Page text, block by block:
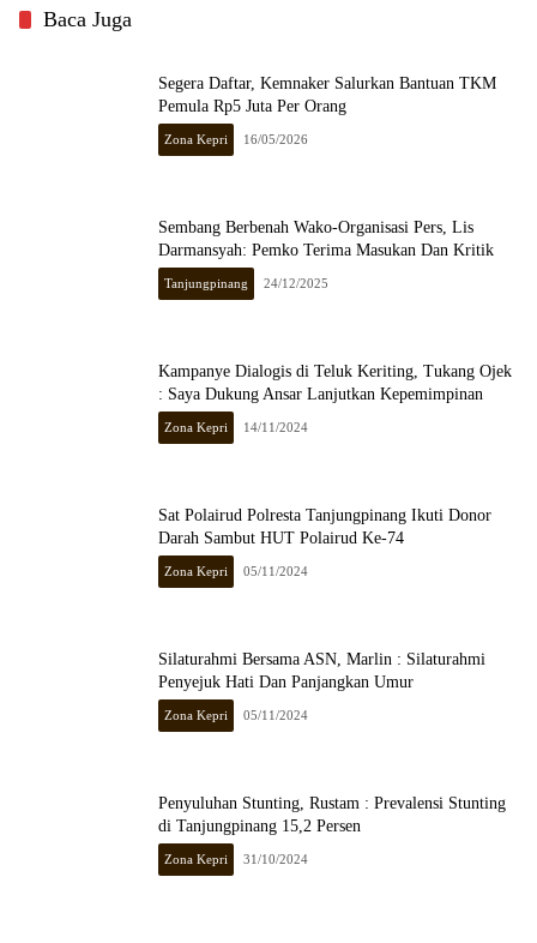
Baca Juga
Segera Daftar, Kemnaker Salurkan Bantuan TKM
Pemula Rp5 Juta Per Orang
Zona Kepri 16/05/2026
Sembang Berbenah Wako-Organisasi Pers, Lis
Darmansyah: Pemko Terima Masukan Dan Kritik
Tanjungpinang 24/12/2025
Kampanye Dialogis di Teluk Keriting, Tukang Ojek
: Saya Dukung Ansar Lanjutkan Kepemimpinan
Zona Kepri 14/11/2024
Sat Polairud Polresta Tanjungpinang Ikuti Donor
Darah Sambut HUT Polairud Ke-74
Zona Kepri 05/11/2024
Silaturahmi Bersama ASN, Marlin : Silaturahmi
Penyejuk Hati Dan Panjangkan Umur
Zona Kepri 05/11/2024
Penyuluhan Stunting, Rustam : Prevalensi Stunting
di Tanjungpinang 15,2 Persen
Zona Kepri 31/10/2024